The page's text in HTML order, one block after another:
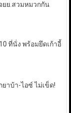
ยย.สวมหมวกกัน
ที่นั่ง พร้อมยึดเก้าอี้
าบ้า-ไอซ์ ไม่เข็ด!